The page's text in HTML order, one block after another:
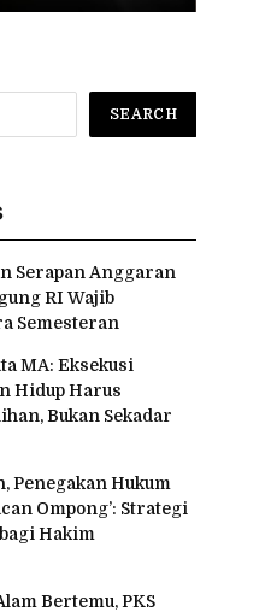
SEARCH
Serapan Anggaran
RI Wajib
Semesteran
MA: Eksekusi
Hidup Harus
Bukan Sekadar
Penegakan Hukum
Ompong’: Strategi
Hakim
Bertemu, PKS